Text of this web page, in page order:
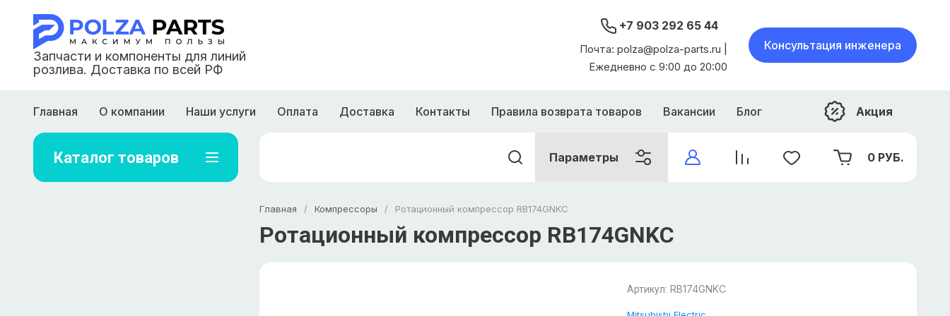
Запчасти и компоненты для линий
розлива. Доставка по всей РФ
+7 903 292 65 44
Почта: polza@polza-parts.ru |
Ежедневно с 9:00 до 20:00
Консультация инженера
Главная О компании Наши услуги Оплата Доставка Контакты Правила возврата товаров Вакансии Блог Акция
Каталог товаров Параметры 0 РУБ.
Главная / Компрессоры / Ротационный компрессор RB174GNKC
Ротационный компрессор RB174GNKC
Артикул: RB174GNKC